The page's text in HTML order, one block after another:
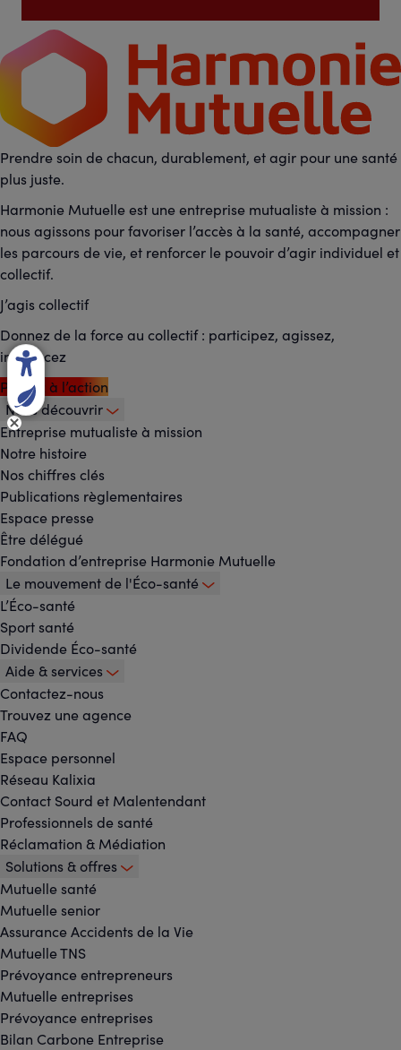
de la vie
Accident, perte d’autonomie,
harcèlement scolaire… Souvent
sous-estimés, les accidents de
la vie peuvent avoir des
répercussions graves sur
votre quotidien et sur vos
Prendre soin de chacun, durablement, et agir pour une santé
plus juste.
Harmonie Mutuelle est une entreprise mutualiste à mission :
nous agissons pour favoriser l’accès à la santé, accompagner
les parcours de vie, et renforcer le pouvoir d’agir individuel et
collectif.
J’agis collectif
Donnez de la force au collectif : participez, agissez,
influencez
Passez à l’action
Footer
-
Menu
principal
Nous découvrir
Entreprise mutualiste à mission
Notre histoire
Nos chiffres clés
Publications règlementaires
Espace presse
Être délégué
Fondation d’entreprise Harmonie Mutuelle
Le mouvement de l'Éco-santé
L’Éco-santé
Sport santé
Dividende Éco-santé
Aide & services
Contactez-nous
Trouvez une agence
FAQ
Espace personnel
Réseau Kalixia
Contact Sourd et Malentendant
Professionnels de santé
Réclamation & Médiation
Solutions & offres
Mutuelle santé
Mutuelle senior
Assurance Accidents de la Vie
Mutuelle TNS
Prévoyance entrepreneurs
Mutuelle entreprises
Prévoyance entreprises
Bilan Carbone Entreprise